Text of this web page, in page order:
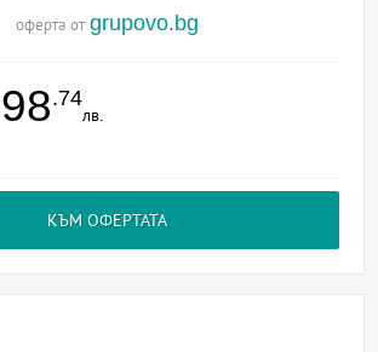
оферта от grupovo.bg
.74
лв.
КЪМ ОФЕРТАТА